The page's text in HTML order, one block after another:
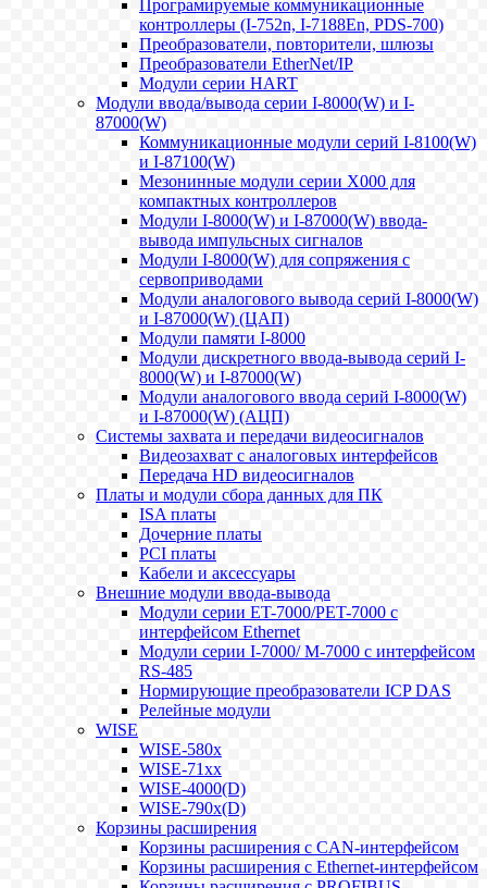
Програмируемые коммуникационные
контроллеры (I-752n, I-7188En, PDS-700)
Преобразователи, повторители, шлюзы
Преобразователи EtherNet/IP
Модули серии HART
Модули ввода/вывода серии I-8000(W) и I-
87000(W)
Коммуникационные модули серий I-8100(W)
и I-87100(W)
Мезонинные модули серии X000 для
компактных контроллеров
Модули I-8000(W) и I-87000(W) ввода-
вывода импульсных сигналов
Модули I-8000(W) для сопряжения с
сервоприводами
Модули аналогового вывода серий I-8000(W)
и I-87000(W) (ЦАП)
Модули памяти I-8000
Модули дискретного ввода-вывода серий I-
8000(W) и I-87000(W)
Модули аналогового ввода серий I-8000(W)
и I-87000(W) (АЦП)
Системы захвата и передачи видеосигналов
Видеозахват с аналоговых интерфейсов
Передача HD видеосигналов
Платы и модули сбора данных для ПК
ISA платы
Дочерние платы
PCI платы
Кабели и аксессуары
Внешние модули ввода-вывода
Модули серии ET-7000/PET-7000 с
интерфейсом Ethernet
Модули серии I-7000/ M-7000 с интерфейсом
RS-485
Нормирующие преобразователи ICP DAS
Релейные модули
WISE
WISE-580x
WISE-71xx
WISE-4000(D)
WISE-790x(D)
Корзины расширения
Корзины расширения с CAN-интерфейсом
Корзины расширения с Ethernet-интерфейсом